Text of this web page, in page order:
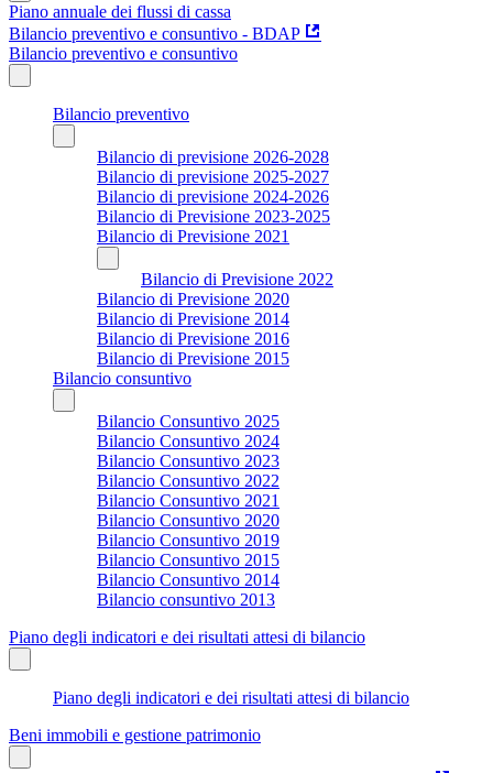
Piano annuale dei flussi di cassa
Bilancio preventivo e consuntivo - BDAP
Bilancio preventivo e consuntivo
Bilancio preventivo
Bilancio di previsione 2026-2028
Bilancio di previsione 2025-2027
Bilancio di previsione 2024-2026
Bilancio di Previsione 2023-2025
Bilancio di Previsione 2021
Bilancio di Previsione 2022
Bilancio di Previsione 2020
Bilancio di Previsione 2014
Bilancio di Previsione 2016
Bilancio di Previsione 2015
Bilancio consuntivo
Bilancio Consuntivo 2025
Bilancio Consuntivo 2024
Bilancio Consuntivo 2023
Bilancio Consuntivo 2022
Bilancio Consuntivo 2021
Bilancio Consuntivo 2020
Bilancio Consuntivo 2019
Bilancio Consuntivo 2015
Bilancio Consuntivo 2014
Bilancio consuntivo 2013
Piano degli indicatori e dei risultati attesi di bilancio
Piano degli indicatori e dei risultati attesi di bilancio
Beni immobili e gestione patrimonio